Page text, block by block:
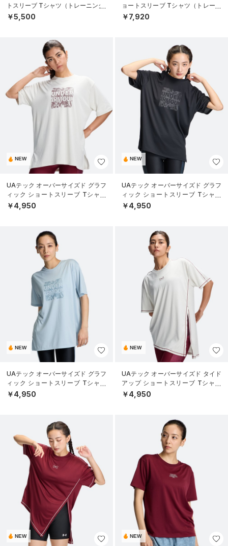
トスリーブ Tシャツ（トレーニング/
MEN）
￥5,500
ョートスリーブ Tシャツ（トレーニ
ング/WOMEN）
￥7,920
NEW
UAテック オーバーサイズド グラフ
ィック ショートスリーブ Tシャツ
（トレーニング/WOMEN）
￥4,950
NEW
UAテック オーバーサイズド グラフ
ィック ショートスリーブ Tシャツ
（トレーニング/WOMEN）
￥4,950
NEW
UAテック オーバーサイズド グラフ
ィック ショートスリーブ Tシャツ
（トレーニング/WOMEN）
￥4,950
NEW
UAテック オーバーサイズド タイド
アップ ショートスリーブ Tシャツ
（トレーニング/WOMEN）
￥4,950
NEW NEW